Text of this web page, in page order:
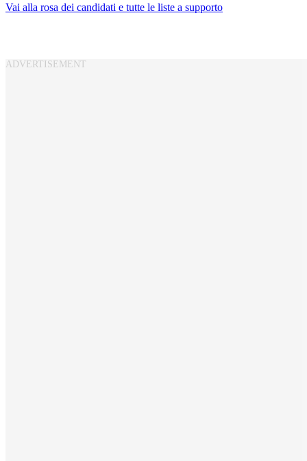
Vai alla rosa dei candidati e tutte le liste a supporto